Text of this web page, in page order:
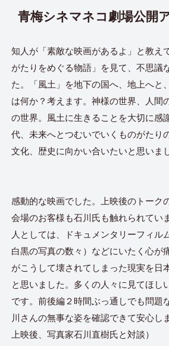
青梅シネマネコ劇場公開
知人が「素敵な映画があるよ」と教え
がたりをめぐる物語」を見て、不思議
た。「風土」を地下の国へ、地上へと
は何か？考えます。神様の世界、人間
の世界。風土に生きることを大切に感
代、未来へとつむいでいくものがたり
文化、歴史に向かい合いたいと思いま
感動的な映画でした。上映後のトーク
会場のお客様も石川氏も触れられてい
人としては、ドキュメンタリーフィル
白黒の写真の数々）などにいたく心が
がこうして壊されてしまった現実を日
と思いました。多くの人々に見てほし
です。前後編２時間ぶっ通しでも問題
川さんの無事な姿を確認できて安心し
上映後、写真家石川直樹氏と対談）